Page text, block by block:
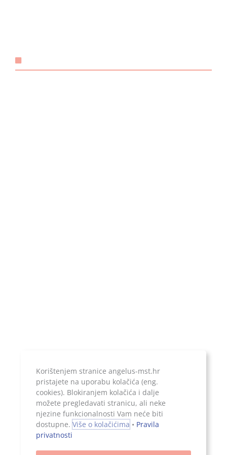
Jer ono što je zapisano, ostaje...
Sva prava pridržana, 2026. Angelus d.o.o.
Korištenjem stranice angelus-mst.hr
pristajete na uporabu kolačića (eng.
cookies). Blokiranjem kolačića i dalje
možete pregledavati stranicu, ali neke
njezine funkcionalnosti Vam neće biti
dostupne.Više o kolačićima• Pravila
privatnosti